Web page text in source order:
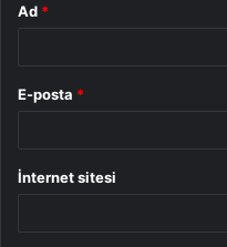
Ad *
E-posta *
İnternet sitesi